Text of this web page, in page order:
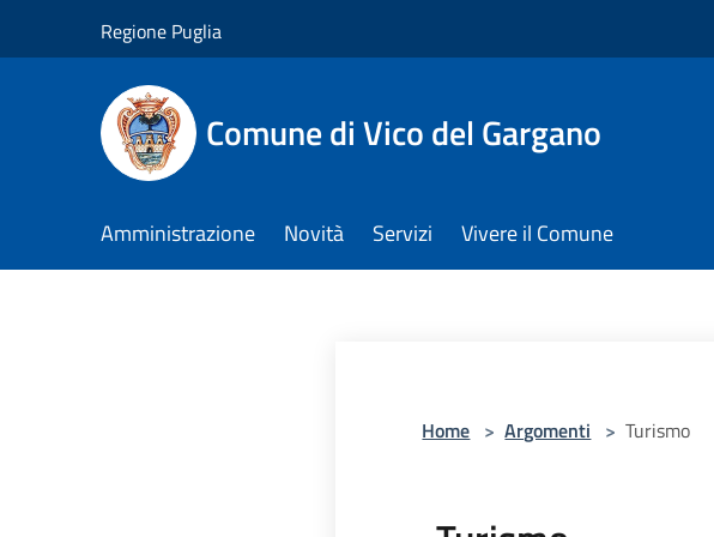
Regione Puglia
Comune di Vico del Gargano
Amministrazione Novità Servizi Vivere il Comune
Home > Argomenti > Turismo